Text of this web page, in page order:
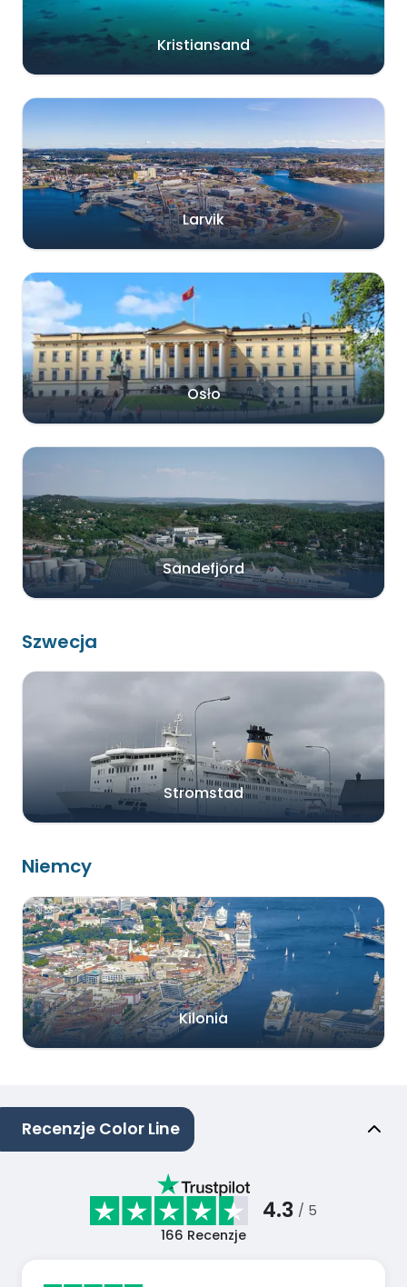
Kristiansand
Larvik
Osło
Sandefjord
Szwecja
Stromstad
Niemcy
Kilonia
Recenzje Color Line
4.3 / 5
166 Recenzje